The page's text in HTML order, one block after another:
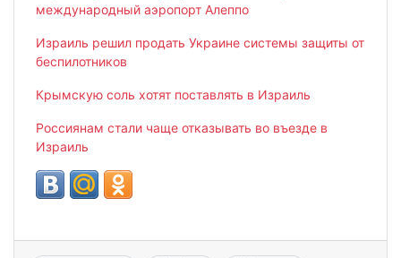
международный аэропорт Алеппо
Израиль решил продать Украине системы защиты от
беспилотников
Крымскую соль хотят поставлять в Израиль
Россиянам стали чаще отказывать во въезде в
Израиль